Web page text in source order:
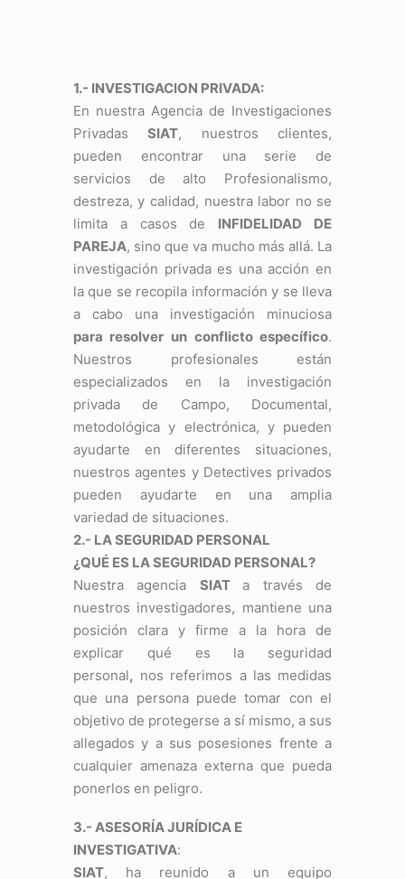
1.- INVESTIGACION PRIVADA:
En nuestra Agencia de Investigaciones
PrivadasSIAT, nuestros clientes,
pueden encontrar una serie de
servicios de alto Profesionalismo,
destreza, y calidad, nuestra labor no se
limita a casos de INFIDELIDAD DE
PAREJA, sino que va mucho más allá. La
investigación privada es una acción en
la que se recopila información y se lleva
a cabo una investigación minuciosa
para resolver un conflicto específico.
Nuestros profesionales están
especializados en la investigación
privada de Campo, Documental,
metodológica y electrónica, y pueden
ayudarte en diferentes situaciones,
nuestros agentes y Detectives privados
pueden ayudarte en una amplia
variedad de situaciones.
2.- LA SEGURIDAD PERSONAL
¿QUÉ ES LA SEGURIDAD PERSONAL?
Nuestra agencia SIAT a través de
nuestros investigadores, mantiene una
posición clara y firme a la hora de
explicar qué es la seguridad
personal, nos referimos a las medidas
que una persona puede tomar con el
objetivo de protegerse a sí mismo, a sus
allegados y a sus posesiones frente a
cualquier amenaza externa que pueda
ponerlos en peligro.
3.- ASESORÍA JURÍDICA E
INVESTIGATIVA:
SIAT, ha reunido a un equipo